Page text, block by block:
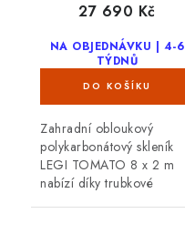
NA OBJEDNÁVKU | 4-6
TÝDNŮ
27 690 Kč
Zahradní obloukový
polykarbonátový skleník
LEGI TOMATO 8 x 2 m
nabízí díky trubkové